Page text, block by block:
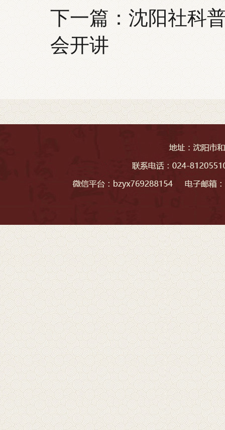
下一篇： 沈阳社科
会开讲